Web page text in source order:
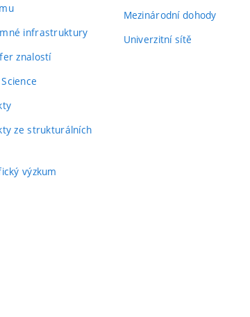
infrastruktury
znalostí
ze strukturálních
výzkum
Mezinárodní dohody
Univerzitní sítě